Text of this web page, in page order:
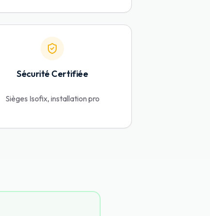
Sécurité Certifiée
Sièges Isofix, installation pro